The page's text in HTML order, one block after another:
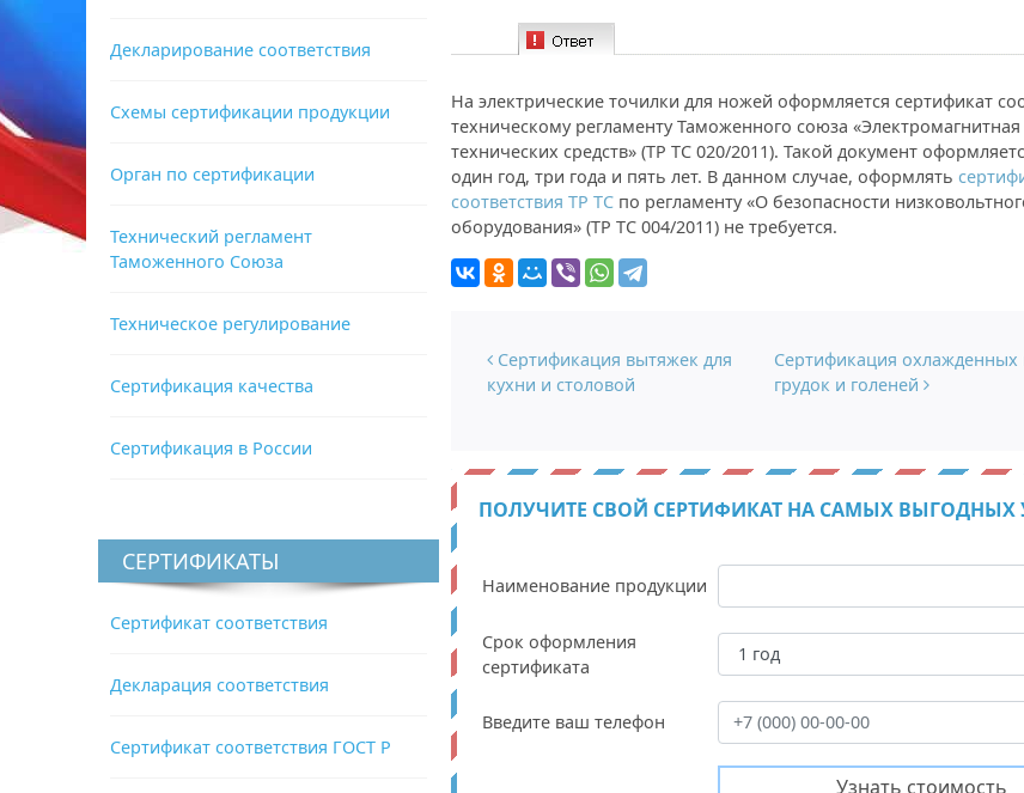
Декларирование соответствия
Схемы сертификации продукции
Орган по сертификации
Технический регламент
Таможенного Союза
Техническое регулирование
Сертификация качества
Сертификация в России
СЕРТИФИКАТЫ
Сертификат соответствия
Декларация соответствия
Сертификат соответствия ГОСТ Р
На электрические точилки для ножей оформляется сертификат
техническому регламенту Таможенного союза
технических средств» (ТР ТС 020/2011). Такой документ
один год, три года и пять лет. В данном случае, оформлять
соответствия ТР ТС по регламенту «О безопасности
оборудования» (ТР ТС 004/2011) не требуется.
Навигация по записям
Сертификация вытяжек для
кухни и столовой
Сертификация охлажденных
грудок и голеней
ПОЛУЧИТЕ СВОЙ СЕРТИФИКАТ НА САМЫХ ВЫГОДНЫХ
Наименование продукции
Срок оформления
сертификата
Введите ваш телефон